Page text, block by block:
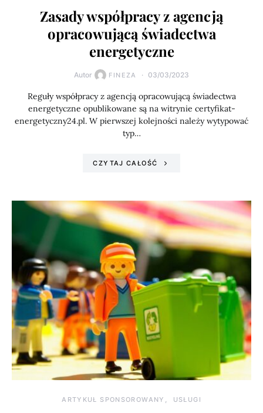
Zasady współpracy z agencją
opracowującą świadectwa
energetyczne
Autor FINEZA 03/03/2023
Reguły współpracy z agencją opracowującą świadectwa
energetyczne opublikowane są na witrynie certyfikat-
energetyczny24.pl. W pierwszej kolejności należy wytypować
typ…
CZYTAJ CAŁOŚĆ
ARTYKUŁ SPONSOROWANY USŁUGI